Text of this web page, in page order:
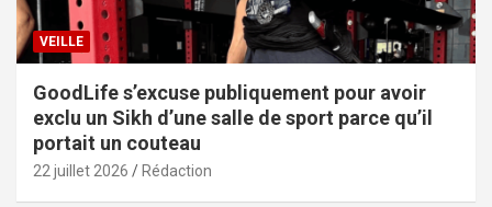
VEILLE
GoodLife s’excuse publiquement pour avoir
exclu un Sikh d’une salle de sport parce qu’il
portait un couteau
22 juillet 2026 Rédaction